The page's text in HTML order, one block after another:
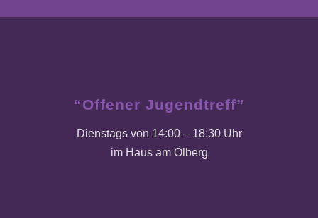
“Offener Jugendtreff”
Dienstags von 14:00 – 18:30 Uhr
im Haus am Ölberg